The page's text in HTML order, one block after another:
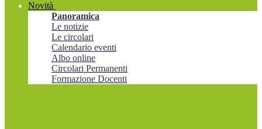
Novità
Panoramica
Le notizie
Le circolari
Calendario eventi
Albo online
Circolari Permanenti
Formazione Docenti